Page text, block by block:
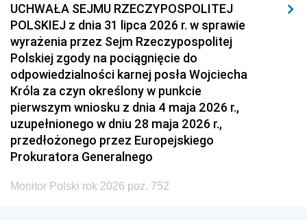
UCHWAŁA SEJMU RZECZYPOSPOLITEJ
POLSKIEJ z dnia 31 lipca 2026 r. w sprawie
wyrażenia przez Sejm Rzeczypospolitej
Polskiej zgody na pociągnięcie do
odpowiedzialności karnej posła Wojciecha
Króla za czyn określony w punkcie
pierwszym wniosku z dnia 4 maja 2026 r.,
uzupełnionego w dniu 28 maja 2026 r.,
przedłożonego przez Europejskiego
Prokuratora Generalnego
Monitor Polski rok 2026 poz. 752